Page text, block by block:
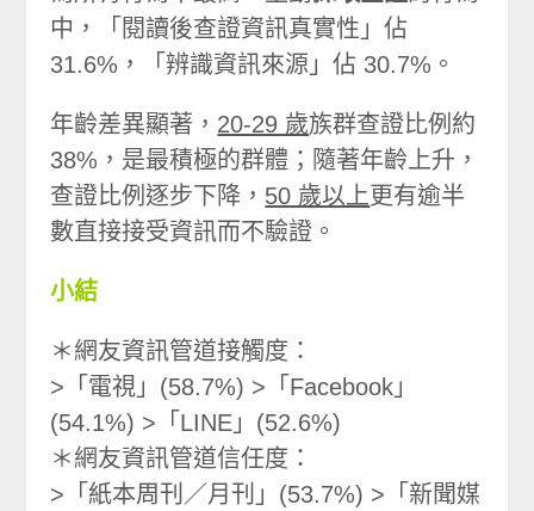
中，「閱讀後查證資訊真實性」佔
31.6%，「辨識資訊來源」佔 30.7%。
年齡差異顯著， 20-29 歲族群查證比例約
38%，是最積極的群體；隨著年齡上升，
查證比例逐步下降， 50 歲以上 更有逾半
數直接接受資訊而不驗證。
小結
＊網友資訊管道接觸度：
>「電視」(58.7%) >「Facebook」
(54.1%) >「LINE」(52.6%)
＊網友資訊管道信任度：
>「紙本周刊／月刊」(53.7%) >「新聞媒